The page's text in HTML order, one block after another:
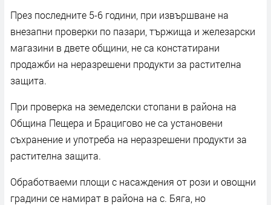
През последните 5-6 години, при извършване на
внезапни проверки по пазари, тържища и железарски
магазини в двете общини, не са констатирани
продажби на неразрешени продукти за растителна
защита.
При проверка на земеделски стопани в района на
Община Пещера и Брацигово не са установени
съхранение и употреба на неразрешени продукти за
растителна защита.
Обработваеми площи с насаждения от рози и овощни
градини се намират в района на с. Бяга, но